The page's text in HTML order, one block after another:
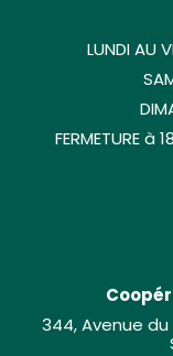
LUNDI AU
FERMETURE à
344, Avenue